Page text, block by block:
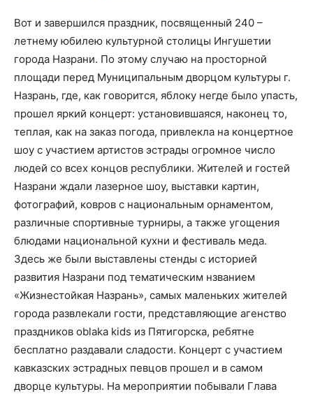
Вот и завершился праздник, посвященный 240 –
летнему юбилею культурной столицы Ингушетии
города Назрани. По этому случаю на просторной
площади перед Муниципальным дворцом культуры г.
Назрань, где, как говорится, яблоку негде было упасть,
прошел яркий концерт: установившаяся, наконец то,
теплая, как на заказ погода, привлекла на концертное
шоу с участием артистов эстрады огромное число
людей со всех концов республики. Жителей и гостей
Назрани ждали лазерное шоу, выставки картин,
фотографий, ковров с национальным орнаментом,
различные спортивные турниры, а также угощения
блюдами национальной кухни и фестиваль меда.
Здесь же были выставлены стенды с историей
развития Назрани под тематическим нзванием
«Жизнестойкая Назрань», самых маленьких жителей
города развлекали гости, представляющие агенство
праздников oblaka kids из Пятигорска, ребятне
бесплатно раздавали сладости. Концерт с участием
кавказских эстрадных певцов прошел и в самом
дворце культуры. На мероприятии побывали Глава